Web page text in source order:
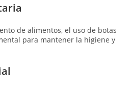
de alimentos, el uso de botas
para mantener la higiene y